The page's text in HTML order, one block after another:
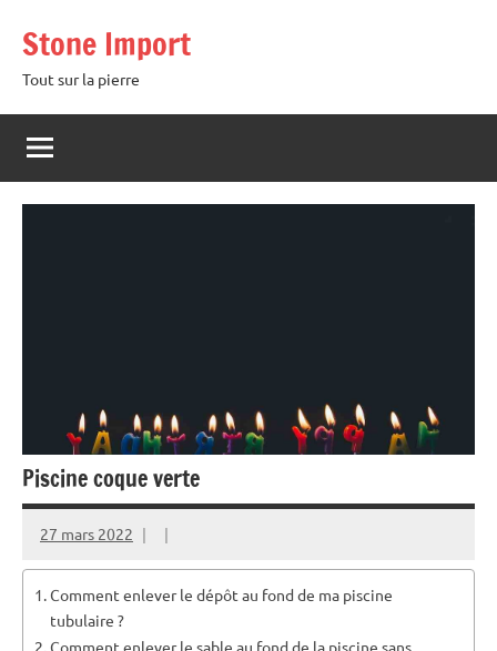
contenu
Stone Import
Tout sur la pierre
Piscine coque verte
27 mars 2022
Comment enlever le dépôt au fond de ma piscine
tubulaire ?
Comment enlever le sable au fond de la piscine sans